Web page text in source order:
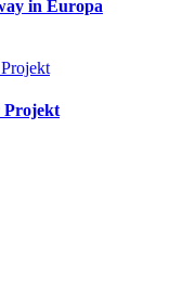
in Europa
Projekt